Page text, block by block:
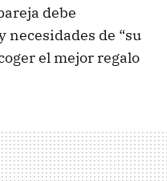
debe
necesidades de “su
el mejor regalo